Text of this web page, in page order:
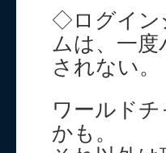
◇ログイン
ムは、一
されない。
ワールド
かも。